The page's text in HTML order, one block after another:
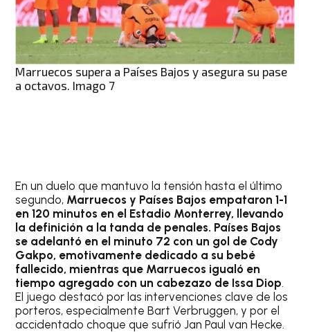
Marruecos supera a Países Bajos y asegura su pase
a octavos. Imago 7
En un duelo que mantuvo la tensión hasta el último
segundo, Marruecos y Países Bajos empataron 1-1
en 120 minutos en el Estadio Monterrey, llevando
la definición a la tanda de penales. Países Bajos
se adelantó en el minuto 72 con un gol de Cody
Gakpo, emotivamente dedicado a su bebé
fallecido, mientras que Marruecos igualó en
tiempo agregado con un cabezazo de Issa Diop.
El juego destacó por las intervenciones clave de los
porteros, especialmente Bart Verbruggen, y por el
accidentado choque que sufrió Jan Paul van Hecke.